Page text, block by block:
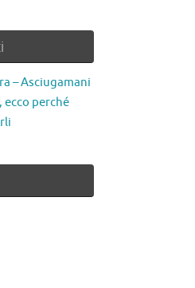
– Asciugamani
perché